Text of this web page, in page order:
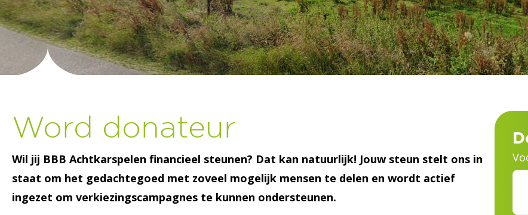
Word donateur
Wil jij BBB Achtkarspelen financieel steunen? Dat kan natuurlijk! Jouw steun stelt ons in
staat om het gedachtegoed met zoveel mogelijk mensen te delen en wordt actief
ingezet om verkiezingscampagnes te kunnen ondersteunen.